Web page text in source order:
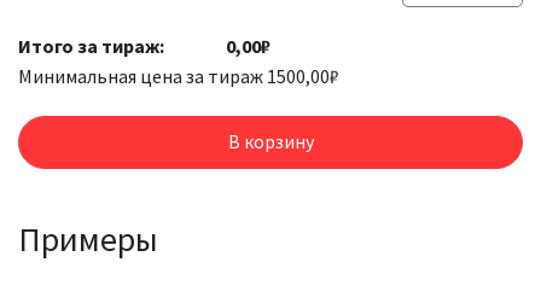
Наклейки
Итого за тираж:
0,00₽
Минимальная цена за тираж 1500,00₽
В корзину
Примеры